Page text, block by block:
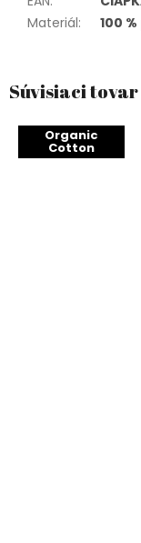
Súvisiaci tovar
Organic
Cotton
Materiál: 100